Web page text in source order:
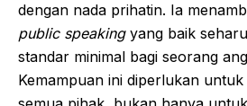
dengan nada prihatin. Ia
public speakingyang baik
standar minimal bagi seorang
Kemampuan ini diperlukan